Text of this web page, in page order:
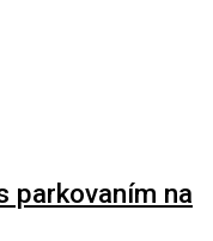
parkovaním na